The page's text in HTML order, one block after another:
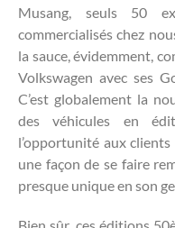
Musang, seuls 50
commercialisés chez
la sauce, évidemment,
Volkswagen avec ses
C’est globalement la
des véhicules en
l’opportunité aux
une façon de se faire
presque unique en son